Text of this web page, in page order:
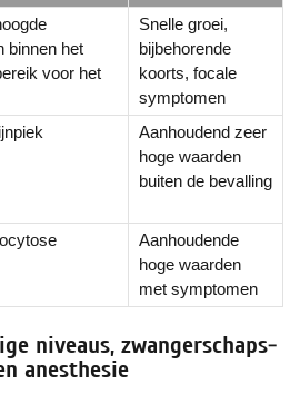
binnen het
voor het
Snelle groei,
bijbehorende
koorts, focale
symptomen
Aanhoudend zeer
hoge waarden
buiten de bevalling
Aanhoudende
hoge waarden
met symptomen
niveaus, zwangerschaps-
anesthesie